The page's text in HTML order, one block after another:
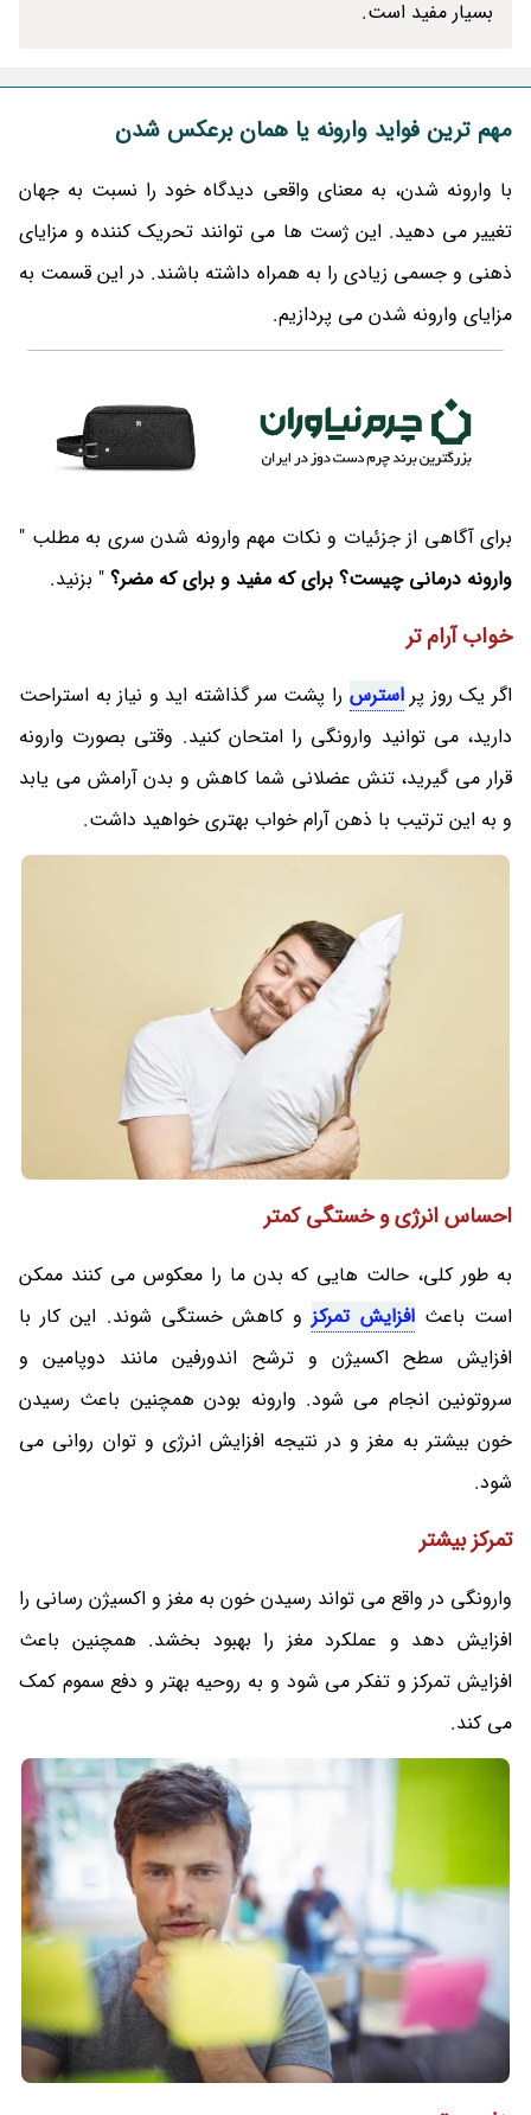
بسیار مفید است.
مهم ترین فواید وارونه یا همان برعکس شدن
با وارونه شدن، به معنای واقعی دیدگاه خود را نسبت به جهان
تغییر می دهید. این ژست ها می توانند تحریک کننده و مزایای
ذهنی و جسمی زیادی را به همراه داشته باشند. در این قسمت به
مزایای وارونه شدن می پردازیم.
برای آگاهی از جزئیات و نکات مهم وارونه شدن سری به مطلب "
وارونه درمانی چیست؟ برای که مفید و برای که مضر؟ " بزنید.
خواب آرام تر
اگر یک روز پراسترس را پشت سر گذاشته اید و نیاز به استراحت
دارید، می توانید وارونگی را امتحان کنید. وقتی بصورت وارونه
قرار می گیرید، تنش عضلانی شما کاهش و بدن آرامش می یابد
و به این ترتیب با ذهن آرام خواب بهتری خواهید داشت.
احساس انرژی و خستگی کمتر
به طور کلی، حالت هایی که بدن ما را معکوس می کنند ممکن
است باعثافزایش تمرکزو کاهش خستگی شوند. این کار با
افزایش سطح اکسیژن و ترشح اندورفین مانند دوپامین و
سروتونین انجام می شود. وارونه بودن همچنین باعث رسیدن
خون بیشتر به مغز و در نتیجه افزایش انرژی و توان روانی می
شود.
تمرکز بیشتر
وارونگی در واقع می تواند رسیدن خون به مغز و اکسیژن رسانی را
افزایش دهد و عملکرد مغز را بهبود بخشد. همچنین باعث
افزایش تمرکز و تفکر می شود و به روحیه بهتر و دفع سموم کمک
می کند.